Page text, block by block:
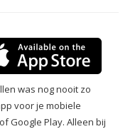
was nog nooit zo
voor je mobiele
Google Play. Alleen bij